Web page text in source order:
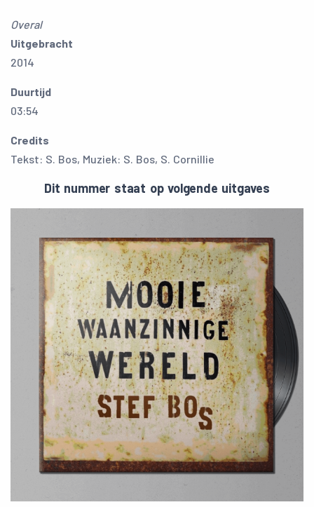
Overal
Uitgebracht
2014
Duurtijd
03:54
Credits
Tekst: S. Bos, Muziek: S. Bos, S. Cornillie
Dit nummer staat op volgende uitgaves